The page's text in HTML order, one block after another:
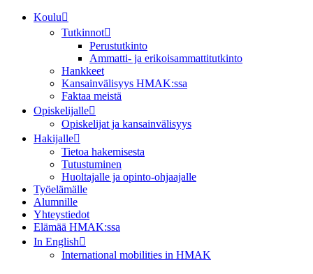
Koulu
Tutkinnot
Perustutkinto
Ammatti- ja erikoisammattitutkinto
Hankkeet
Kansainvälisyys HMAK:ssa
Faktaa meistä
Opiskelijalle
Opiskelijat ja kansainvälisyys
Hakijalle
Tietoa hakemisesta
Tutustuminen
Huoltajalle ja opinto-ohjaajalle
Työelämälle
Alumnille
Yhteystiedot
Elämää HMAK:ssa
In English
International mobilities in HMAK